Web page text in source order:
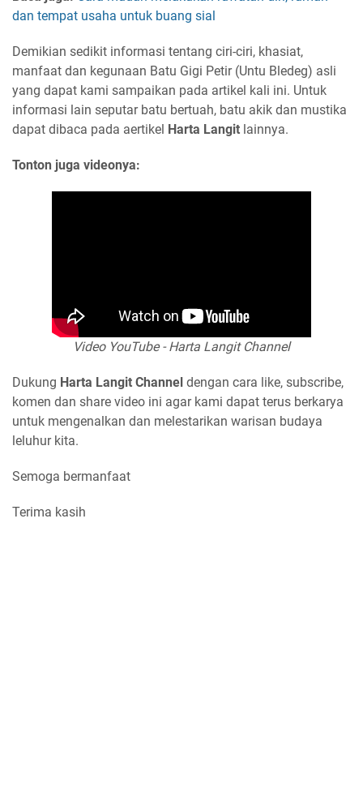
dan tempat usaha untuk buang sial
Demikian sedikit informasi tentang ciri-ciri, khasiat,
manfaat dan kegunaan Batu Gigi Petir (Untu Bledeg) asli
yang dapat kami sampaikan pada artikel kali ini. Untuk
informasi lain seputar batu bertuah, batu akik dan mustika
dapat dibaca pada aertikel Harta Langit lainnya.
Tonton juga videonya:
Video YouTube - Harta Langit Channel
Dukung Harta Langit Channel dengan cara like, subscribe,
komen dan share video ini agar kami dapat terus berkarya
untuk mengenalkan dan melestarikan warisan budaya
leluhur kita.
Semoga bermanfaat
Terima kasih